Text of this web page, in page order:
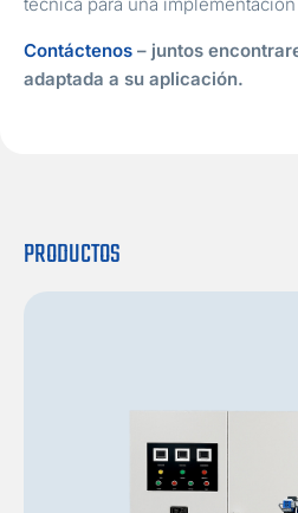
Contáctenos – juntos
adaptada a su aplicación.
PRODUCTOS